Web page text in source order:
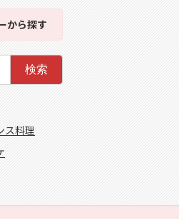
から探す
検索
ス料理